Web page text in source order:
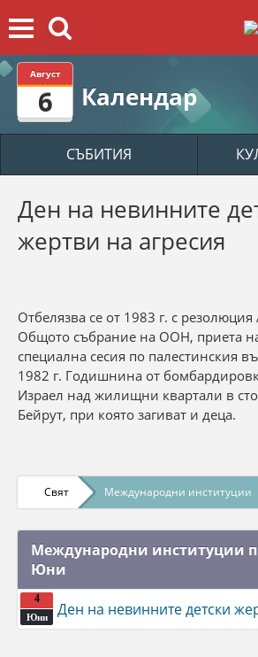
Август
6 Календар
СЪБИТИЯ
Ден на невинните
жертви на агресия
Отбелязва се от 1983 г. с резолюция
Общото събрание на ООН, приета
специална сесия по палестинския
1982 г. Годишнина от
Израел над жилищни квартали в
Бейрут, при която загиват и деца.
Свят Международни институции
Международни институции
Юни
4
Юни Ден на невинните детски